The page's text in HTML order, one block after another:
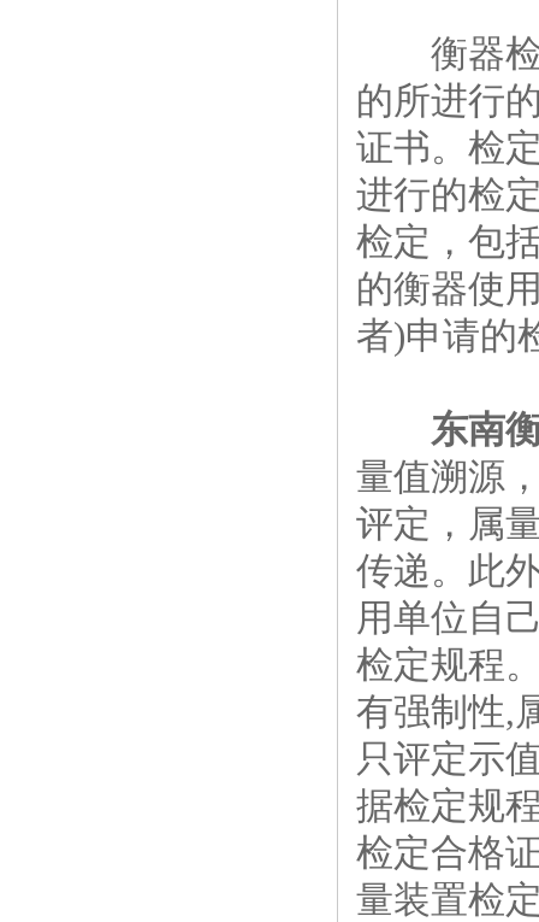
衡器检
的所进行
证书。检
进行的检
检定，包
的衡器使
者)申请的
东南
量值溯源
评定，属
传递。此
用单位自
检定规程
有强制性,
只评定示
据检定规
检定合格
量装置检